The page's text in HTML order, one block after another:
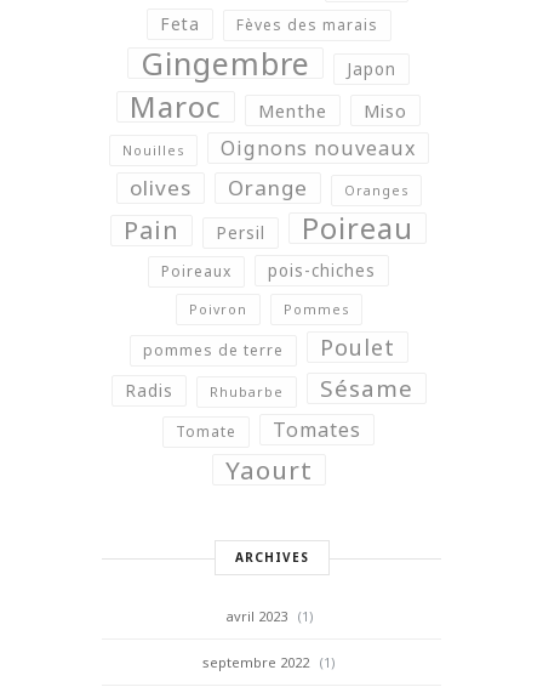
Feta Fèves des marais
Gingembre Japon
Maroc Menthe Miso
Nouilles Oignons nouveaux
olives Orange Oranges
Pain Persil Poireau
Poireaux pois-chiches
Poivron Pommes
pommes de terre Poulet
Radis Rhubarbe Sésame
Tomate Tomates
Yaourt
ARCHIVES
avril 2023 (1)
septembre 2022 (1)